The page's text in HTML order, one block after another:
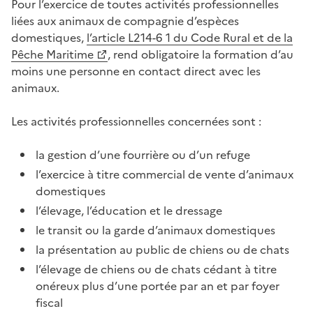
Pour l’exercice de toutes activités professionnelles
liées aux animaux de compagnie d’espèces
domestiques, l’article L214-6 1 du Code Rural et de la
Pêche Maritime
, rend obligatoire la formation d’au
moins une personne en contact direct avec les
animaux.
Les activités professionnelles concernées sont :
la gestion d’une fourrière ou d’un refuge
l’exercice à titre commercial de vente d’animaux
domestiques
l’élevage, l’éducation et le dressage
le transit ou la garde d’animaux domestiques
la présentation au public de chiens ou de chats
l’élevage de chiens ou de chats cédant à titre
onéreux plus d’une portée par an et par foyer
fiscal